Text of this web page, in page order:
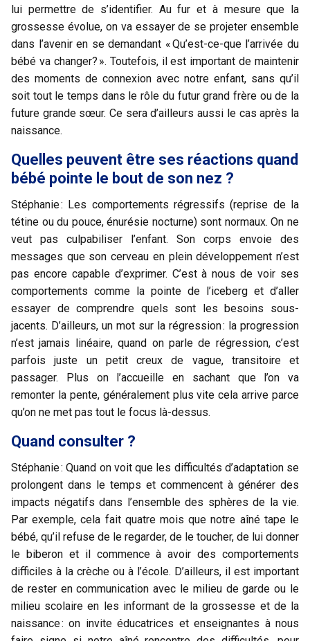
lui permettre de s’identifier. Au fur et à mesure que la
grossesse évolue, on va essayer de se projeter ensemble
dans l’avenir en se demandant « Qu’est-ce-que l’arrivée du
bébé va changer? ». Toutefois, il est important de maintenir
des moments de connexion avec notre enfant, sans qu’il
soit tout le temps dans le rôle du futur grand frère ou de la
future grande sœur. Ce sera d’ailleurs aussi le cas après la
naissance.
Quelles peuvent être ses réactions quand
bébé pointe le bout de son nez ?
Stéphanie : Les comportements régressifs (reprise de la
tétine ou du pouce, énurésie nocturne) sont normaux. On ne
veut pas culpabiliser l’enfant. Son corps envoie des
messages que son cerveau en plein développement n’est
pas encore capable d’exprimer. C’est à nous de voir ses
comportements comme la pointe de l’iceberg et d’aller
essayer de comprendre quels sont les besoins sous-
jacents. D’ailleurs, un mot sur la régression : la progression
n’est jamais linéaire, quand on parle de régression, c’est
parfois juste un petit creux de vague, transitoire et
passager. Plus on l’accueille en sachant que l’on va
remonter la pente, généralement plus vite cela arrive parce
qu’on ne met pas tout le focus là-dessus.
Quand consulter ?
Stéphanie : Quand on voit que les difficultés d’adaptation se
prolongent dans le temps et commencent à générer des
impacts négatifs dans l’ensemble des sphères de la vie.
Par exemple, cela fait quatre mois que notre aîné tape le
bébé, qu’il refuse de le regarder, de le toucher, de lui donner
le biberon et il commence à avoir des comportements
difficiles à la crèche ou à l’école. D’ailleurs, il est important
de rester en communication avec le milieu de garde ou le
milieu scolaire en les informant de la grossesse et de la
naissance : on invite éducatrices et enseignantes à nous